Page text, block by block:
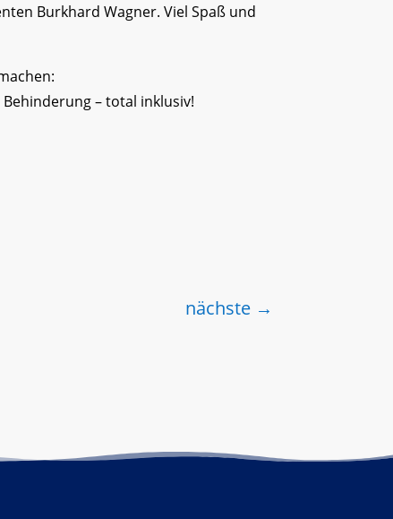
Burkhard Wagner. Viel Spaß und
– total inklusiv!
nächste→